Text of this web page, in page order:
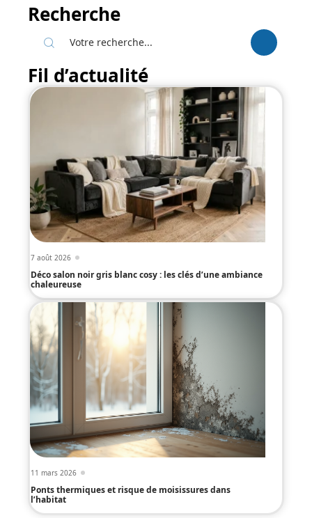
Recherche
Fil d’actualité
7 août 2026
Déco salon noir gris blanc cosy : les clés d’une ambiance
chaleureuse
11 mars 2026
Ponts thermiques et risque de moisissures dans
l’habitat